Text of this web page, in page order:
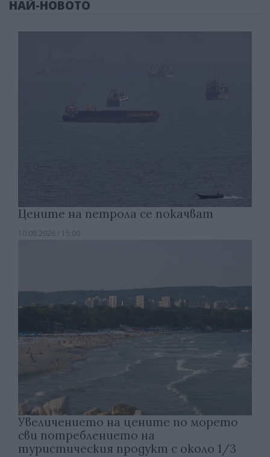
НАЙ-НОВОТО
Цените на петрола се покачват
10.08.2026 / 15:00
Увеличението на цените по морето
сви потреблението на
туристическия продукт с около 1/3